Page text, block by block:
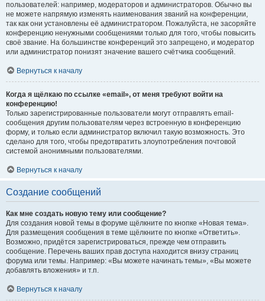
пользователей: например, модераторов и администраторов. Обычно вы
не можете напрямую изменять наименования званий на конференции,
так как они установлены её администратором. Пожалуйста, не засоряйте
конференцию ненужными сообщениями только для того, чтобы повысить
своё звание. На большинстве конференций это запрещено, и модератор
или администратор понизят значение вашего счётчика сообщений.
Вернуться к началу
Когда я щёлкаю по ссылке «email», от меня требуют войти на
конференцию!
Только зарегистрированные пользователи могут отправлять email-
сообщения другим пользователям через встроенную в конференцию
форму, и только если администратор включил такую возможность. Это
сделано для того, чтобы предотвратить злоупотребления почтовой
системой анонимными пользователями.
Вернуться к началу
Создание сообщений
Как мне создать новую тему или сообщение?
Для создания новой темы в форуме щёлкните по кнопке «Новая тема».
Для размещения сообщения в теме щёлкните по кнопке «Ответить».
Возможно, придётся зарегистрироваться, прежде чем отправить
сообщение. Перечень ваших прав доступа находится внизу страниц
форума или темы. Например: «Вы можете начинать темы», «Вы можете
добавлять вложения» и т.п.
Вернуться к началу